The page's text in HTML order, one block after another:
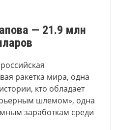
— 21.9 млн
ракетка мира, одна
кто обладает
шлемом», одна
заработкам среди